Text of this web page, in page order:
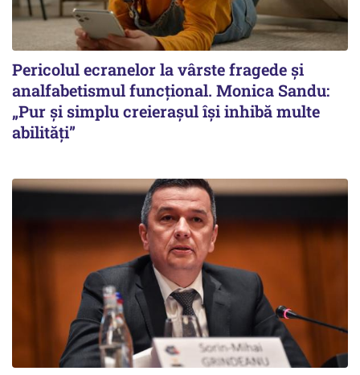
Pericolul ecranelor la vârste fragede și
analfabetismul funcțional. Monica Sandu:
„Pur și simplu creierașul își inhibă multe
abilități”